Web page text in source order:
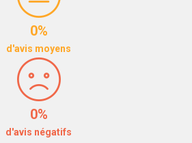
0%
d'avis moyens
0%
d'avis négatifs